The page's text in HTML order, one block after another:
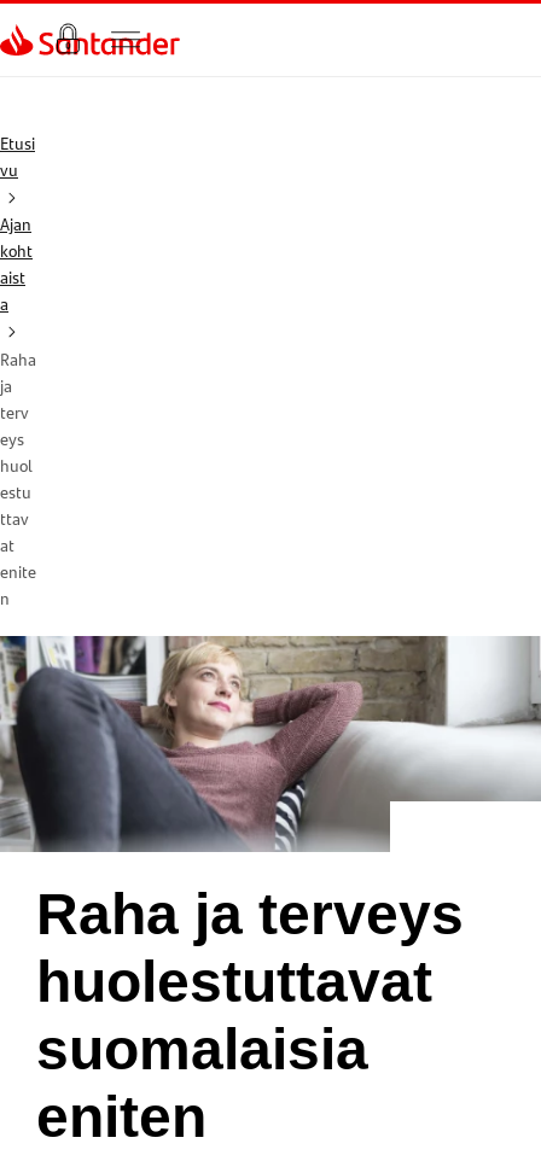
Siirry sivulle
Etusi
vu
Ajan
koht
aist
a
Raha
ja
terv
eys
huol
estu
ttav
at
enite
n
Raha ja terveys
huolestuttavat
suomalaisia
eniten